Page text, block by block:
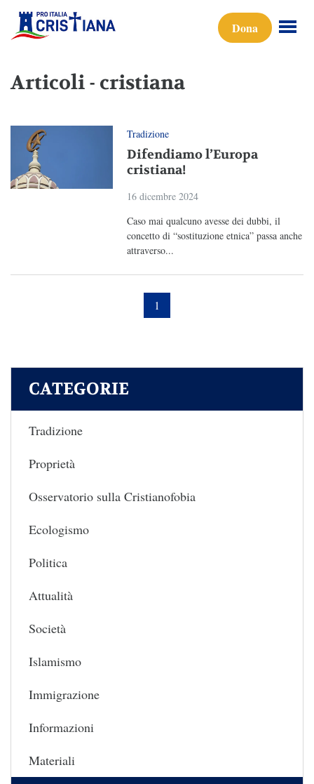
Dona
Articoli - cristiana
Tradizione
Difendiamo l’Europa
cristiana!
16 dicembre 2024
Caso mai qualcuno avesse dei dubbi, il
concetto di “sostituzione etnica” passa anche
attraverso...
1
CATEGORIE
Tradizione
Proprietà
Osservatorio sulla Cristianofobia
Ecologismo
Politica
Attualità
Società
Islamismo
Immigrazione
Informazioni
Materiali